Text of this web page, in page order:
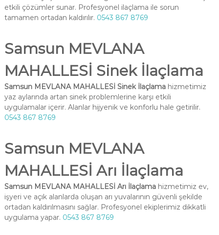
etkili çözümler sunar. Profesyonel ilaçlama ile sorun
tamamen ortadan kaldırılır. 0543 867 8769
Samsun MEVLANA
MAHALLESİ Sinek İlaçlama
Samsun MEVLANA MAHALLESİ Sinek İlaçlamahizmetimiz
yaz aylarında artan sinek problemlerine karşı etkili
uygulamalar içerir. Alanlar hijyenik ve konforlu hale getirilir.
0543 867 8769
Samsun MEVLANA
MAHALLESİ Arı İlaçlama
Samsun MEVLANA MAHALLESİ Arı İlaçlamahizmetimiz ev,
işyeri ve açık alanlarda oluşan arı yuvalarının güvenli şekilde
ortadan kaldırılmasını sağlar. Profesyonel ekiplerimiz dikkatli
uygulama yapar. 0543 867 8769